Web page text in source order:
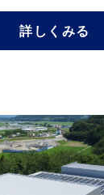
詳しくみる